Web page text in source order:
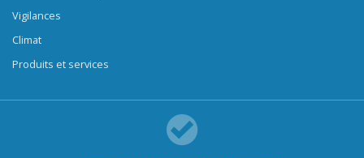
Vigilances
Climat
Produits et services